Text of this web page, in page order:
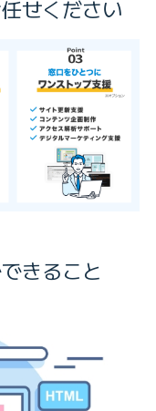
せください
きること